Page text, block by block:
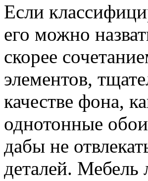
Если
его можно
скорее
элементов,
качестве фона,
однотонные
дабы не
деталей.